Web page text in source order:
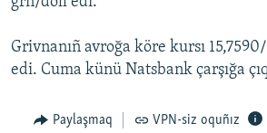
Grivnanıñ avroğa köre kursı
edi. Cuma künü Natsbank çarşığa
Paylaşmaq VPN-siz oquñız